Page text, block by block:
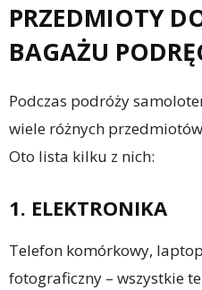
PRZEDMIOTY
BAGAŻU
Podczas podróży
wiele różnych
Oto lista kilku z nich:
1. ELEKTRONIKA
Telefon komórkowy,
fotograficzny – wszystkie